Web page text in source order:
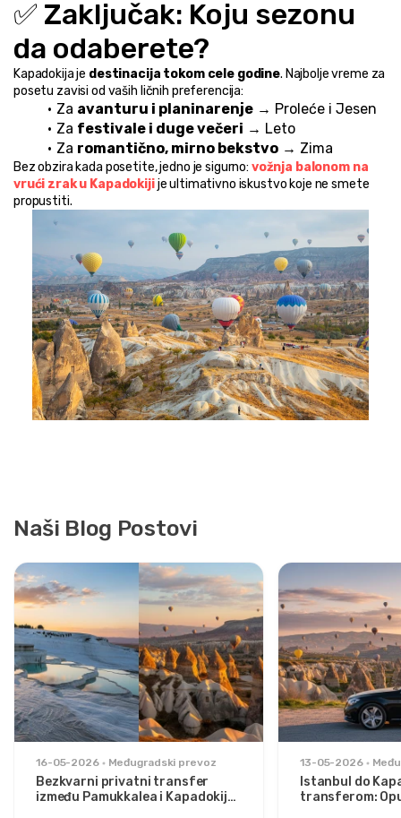
✅ Zaključak: Koju sezonu
da odaberete?
Kapadokija je destinacija tokom cele godine. Najbolje vreme za
posetu zavisi od vaših ličnih preferencija:
Za avanturu i planinarenje → Proleće i Jesen
Za festivale i duge večeri → Leto
Za romantično, mirno bekstvo → Zima
Bez obzira kada posetite, jedno je sigurno: vožnja balonom na
vrući zrak u Kapadokiji je ultimativno iskustvo koje ne smete
propustiti.
Naši Blog Postovi
16-05-2026 Međugradski prevoz
Bezkvarni privatni transfer
između Pamukkalea i Kapadokije:
13-05-2026
Istanbul do
transferom: